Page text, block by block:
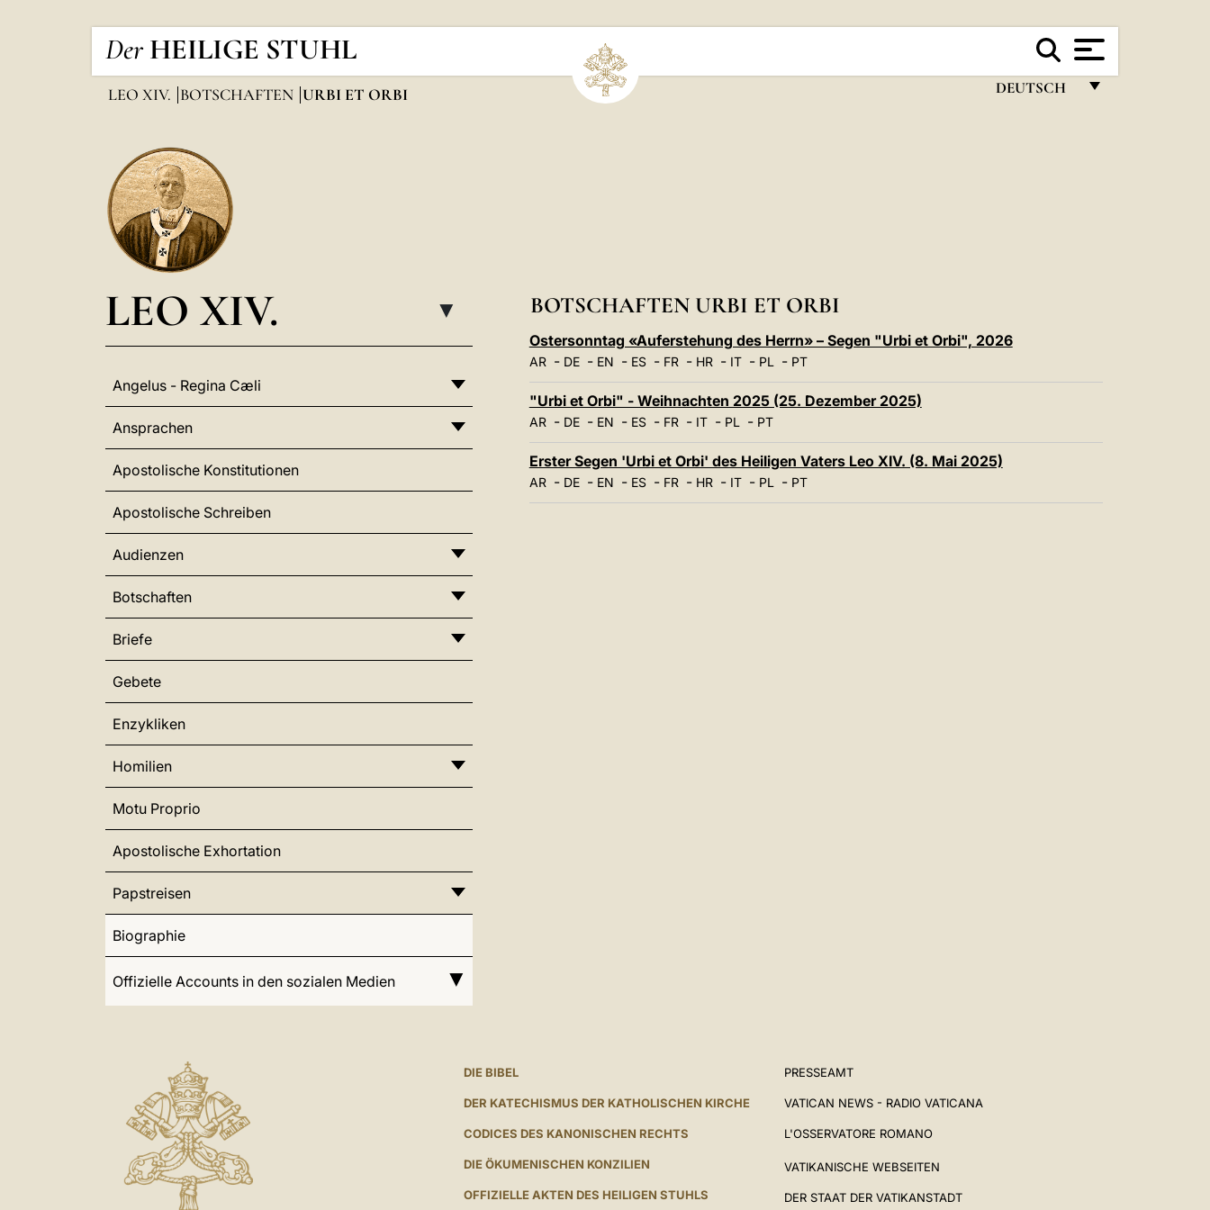
Der HEILIGE STUHL
DEUTSCH
POLSKI
LATINE
LEO XIV. BOTSCHAFTEN URBI ET ORBI
LEO XIV. ▸
Angelus - Regina Cæli
Ansprachen
Apostolische Konstitutionen
Apostolische Schreiben
Audienzen
Botschaften
Briefe
Gebete
Enzykliken
Homilien
Motu Proprio
Apostolische Exhortation
Papstreisen
Biographie
Offizielle Accounts in den sozialen Medien
BOTSCHAFTEN URBI ET ORBI
Ostersonntag «Auferstehung des Herrn» – Segen "Urbi et Orbi", 2026
AR- DE- EN - ES- FR- HR- IT- PL- PT
"Urbi et Orbi" - Weihnachten 2025 (25. Dezember 2025)
AR- DE- EN - ES- FR- IT- PL- PT
Erster Segen 'Urbi et Orbi' des Heiligen Vaters Leo XIV. (8. Mai 2025)
AR- DE- EN - ES- FR- HR- IT- PL- PT
DIE BIBEL
DER KATECHISMUS DER KATHOLISCHEN KIRCHE
CODICES DES KANONISCHEN RECHTS
DIE ÖKUMENISCHEN KONZILIEN
OFFIZIELLE AKTEN DES HEILIGEN STUHLS
PRESSEAMT
VATICAN NEWS - RADIO VATICANA
L'OSSERVATORE ROMANO
VATIKANISCHE WEBSEITEN
DER STAAT DER VATIKANSTADT